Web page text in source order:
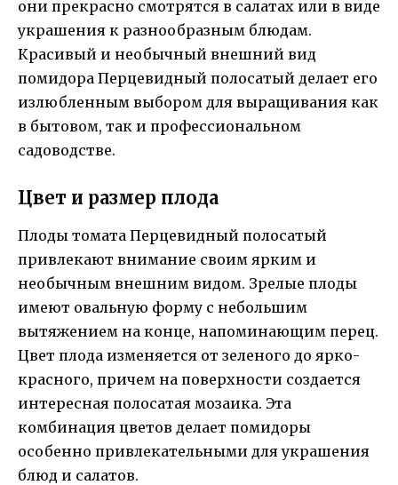
они прекрасно смотрятся в салатах или в виде
украшения к разнообразным блюдам.
Красивый и необычный внешний вид
помидора Перцевидный полосатый делает его
излюбленным выбором для выращивания как
в бытовом, так и профессиональном
садоводстве.
Цвет и размер плода
Плоды томата Перцевидный полосатый
привлекают внимание своим ярким и
необычным внешним видом. Зрелые плоды
имеют овальную форму с небольшим
вытяжением на конце, напоминающим перец.
Цвет плода изменяется от зеленого до ярко-
красного, причем на поверхности создается
интересная полосатая мозаика. Эта
комбинация цветов делает помидоры
особенно привлекательными для украшения
блюд и салатов.